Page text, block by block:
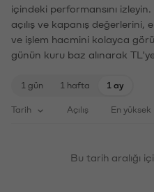
içindeki performansını
açılış ve kapanış değerlerini,
ve işlem hacmini kolayca
günün kuru baz alınarak
1 gün 1 hafta 1 ay
Tarih Açılış En yüksek
Bu tarih aralığı